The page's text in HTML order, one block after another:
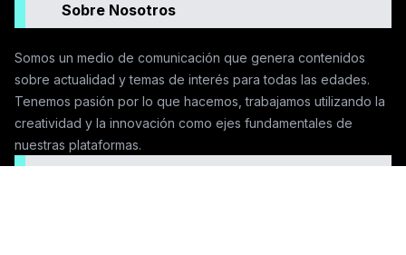
Sobre Nosotros
Somos un medio de comunicación que genera contenidos
sobre actualidad y temas de interés para todas las edades.
Tenemos pasión por lo que hacemos, trabajamos utilizando la
creatividad y la innovación como ejes fundamentales de
nuestras plataformas.